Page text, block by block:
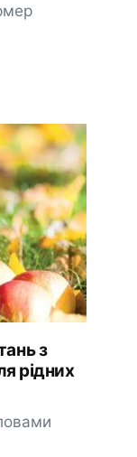
з
рідних